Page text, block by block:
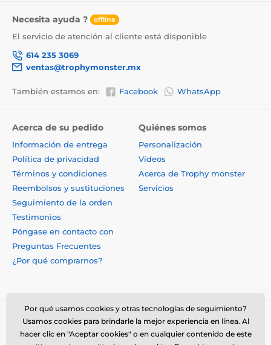
Necesita ayuda ? offline
El servicio de atención al cliente está disponible
614 235 3069
ventas@trophymonster.mx
También estamos en: Facebook WhatsApp
Acerca de su pedido
Información de entrega
Política de privacidad
Términos y condiciones
Reembolsos y sustituciones
Seguimiento de la orden
Testimonios
Póngase en contacto con
Preguntas Frecuentes
¿Por qué comprarnos?
Quiénes somos
Personalización
Vídeos
Acerca de Trophy monster
Servicios
Por qué usamos cookies y otras tecnologías de seguimiento?
Usamos cookies para brindarle la mejor experiencia en línea. Al
hacer clic en "Aceptar cookies" o en cualquier contenido de este